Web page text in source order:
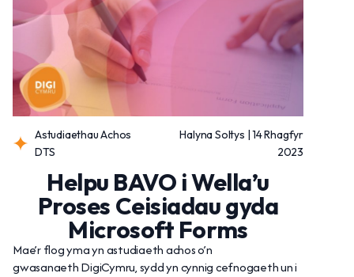
Astudiaethau Achos
DTS
Halyna Soltys | 14 Rhagfyr
2023
Helpu BAVO i Wella’u
Proses Ceisiadau gyda
Microsoft Forms
Mae’r flog yma yn astudiaeth achos o’n
gwasanaeth DigiCymru, sydd yn cynnig cefnogaeth un i